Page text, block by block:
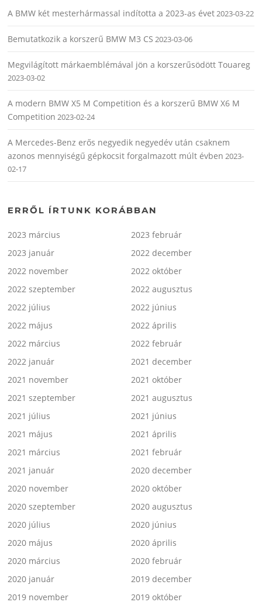
A BMW két mesterhármassal indította a 2023-as évet2023-03-22
Bemutatkozik a korszerű BMW M3 CS 2023-03-06
Megvilágított márkaemblémával jön a korszerűsödött Touareg
2023-03-02
A modern BMW X5 M Competition és a korszerű BMW X6 M
Competition 2023-02-24
A Mercedes-Benz erős negyedik negyedév után csaknem
azonos mennyiségű gépkocsit forgalmazott múlt évben 2023-
02-17
ERRŐL ÍRTUNK KORÁBBAN
2023 március
2023 február
2023 január
2022 december
2022 november
2022 október
2022 szeptember
2022 augusztus
2022 július
2022 június
2022 május
2022 április
2022 március
2022 február
2022 január
2021 december
2021 november
2021 október
2021 szeptember
2021 augusztus
2021 július
2021 június
2021 május
2021 április
2021 március
2021 február
2021 január
2020 december
2020 november
2020 október
2020 szeptember
2020 augusztus
2020 július
2020 június
2020 május
2020 április
2020 március
2020 február
2020 január
2019 december
2019 november
2019 október